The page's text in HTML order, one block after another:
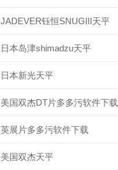
JADEVER钰恒SNUGIII天平
日本岛津shimadzu天平
日本新光天平
美国双杰DT片多多污软件下载
英展片多多污软件下载
美国双杰天平